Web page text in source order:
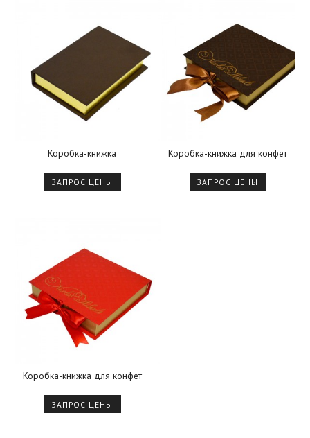
Коробка-книжка
ЗАПРОС ЦЕНЫ
Коробка-книжка для конфет
ЗАПРОС ЦЕНЫ
Коробка-книжка для конфет
ЗАПРОС ЦЕНЫ